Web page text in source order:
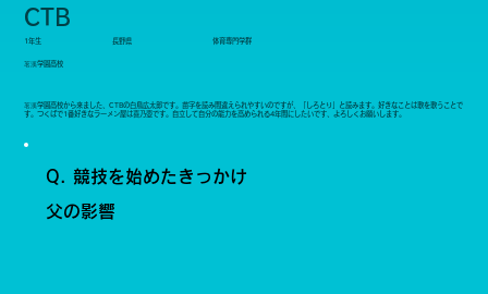
CTB
1年生 長野県 体育専門学群
茗溪学園高校
Q. 競技を始めたきっかけ
父の影響
茗溪学園高校から来ました、CTBの白鳥広太郎です。苗字を読み間違えられやすいのですが、「しろとり」と読みます。好きなことは歌を歌うことで
す。つくばで1番好きなラーメン屋は喜乃壺です。自立して自分の能力を高められる4年間にしたいです、よろしくお願いします。